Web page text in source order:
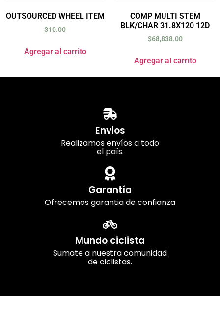
OUTSOURCED WHEEL ITEM
$10.00
Agregar al carrito
COMP MULTI STEM
BLK/CHAR 31.8X120 12D
$68,838.00
Agregar al carrito
Envios
Realizamos envíos a todo
el país.
Garantía
Ofrecemos garantia de confianza
Mundo ciclista
Sumate a nuestra comunidad
de ciclistas.